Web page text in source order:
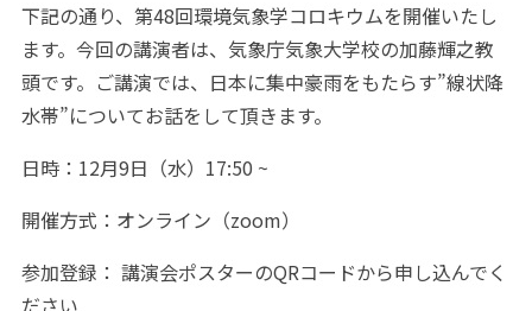
下記の通り、第48回環境気象学コロキウムを開催いたし
ます。今回の講演者は、気象庁気象大学校の加藤輝之教
頭です。ご講演では、日本に集中豪雨をもたらす”線状降
水帯”についてお話をして頂きます。
日時：12月9日（水）17:50 ~
開催方式：オンライン（zoom）
参加登録： 講演会ポスターのQRコードから申し込んでく